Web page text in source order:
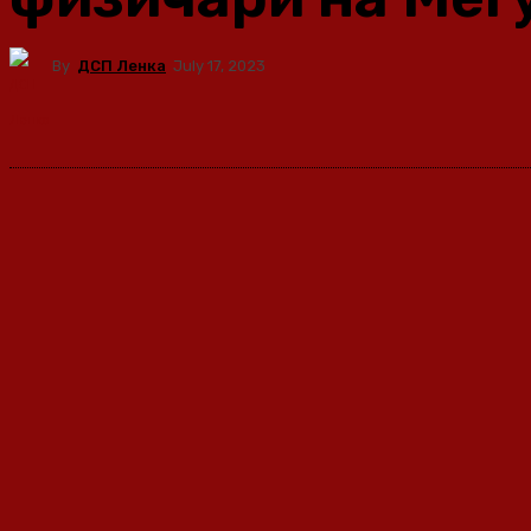
By ДСП Ленка July 17, 2023